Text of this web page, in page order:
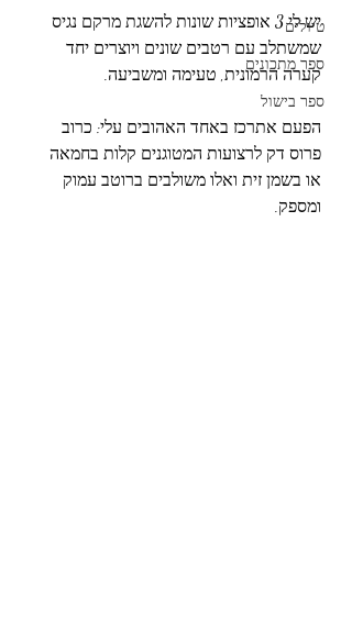
טיולים
ספר מתכונים
ספר בישול
יש לי 3 אופציות שונות להשגת מרקם נגיס
שמשתלב עם רטבים שונים ויוצרים יחד
קערה הרמונית, טעימה ומשביעה.
הפעם אתרכז באחד האהובים עלי: כרוב
פרוס דק לרצועות המטוגנים קלות בחמאה
או בשמן זית ואלו משולבים ברוטב עמוק
ומספק.